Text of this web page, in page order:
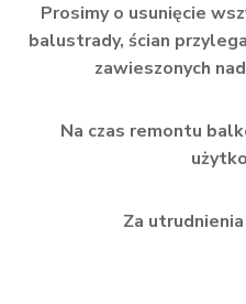
Prosimy o usunięcie
balustrady, ścian
zawieszonych
Na czas remontu
Za